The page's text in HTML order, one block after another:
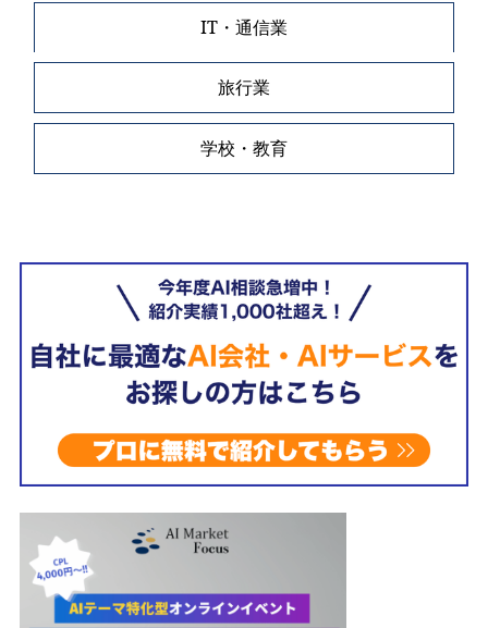
IT・通信業
旅行業
学校・教育